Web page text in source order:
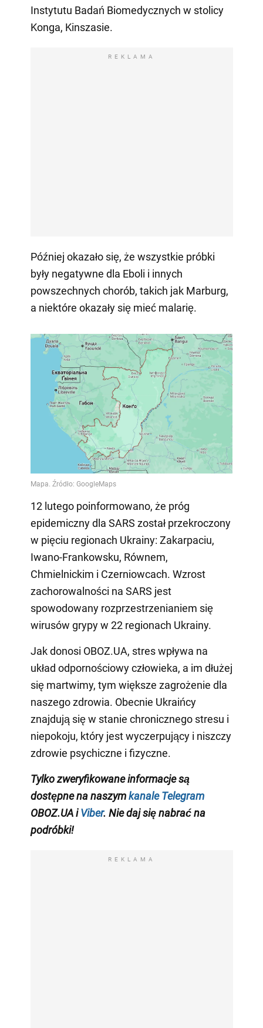
Instytutu Badań Biomedycznych w stolicy
Konga, Kinszasie.
REKLAMA
Później okazało się, że wszystkie próbki
były negatywne dla Eboli i innych
powszechnych chorób, takich jak Marburg,
a niektóre okazały się mieć malarię.
12 lutego poinformowano, że próg
epidemiczny dla SARS został przekroczony
w pięciu regionach Ukrainy: Zakarpaciu,
Iwano-Frankowsku, Równem,
Chmielnickim i Czerniowcach. Wzrost
zachorowalności na SARS jest
spowodowany rozprzestrzenianiem się
wirusów grypy w 22 regionach Ukrainy.
Jak donosi OBOZ.UA, stres wpływa na
układ odpornościowy człowieka, a im dłużej
się martwimy, tym większe zagrożenie dla
naszego zdrowia. Obecnie Ukraińcy
znajdują się w stanie chronicznego stresu i
niepokoju, który jest wyczerpujący i niszczy
zdrowie psychiczne i fizyczne.
Tylko zweryfikowane informacje są
dostępne na naszymkanale Telegram
OBOZ.UA iViber. Nie daj się nabrać na
podróbki!
REKLAMA